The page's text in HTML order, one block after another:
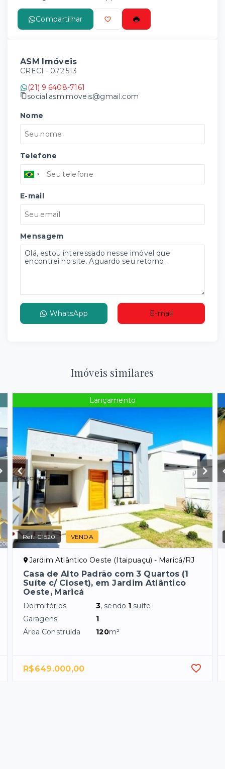
Compartilhar
ASM Imóveis
CRECI - 072.513
(21) 9 6408-7161
social.asmimoveis@gmail.com
Nome
Telefone
E-mail
Mensagem
WhatsApp E-mail
Imóveis similares
Lançamento
Ref.: C1520 VENDA
Jardim Atlântico Oeste (Itaipuaçu) - Maricá/RJ
Casa de Alto Padrão com 3 Quartos (1
Suíte c/ Closet), em Jardim Atlântico
Oeste, Maricá
Dormitórios 3, sendo 1 suíte
Garagens
1
Área Construída
120m²
R$649.000,00